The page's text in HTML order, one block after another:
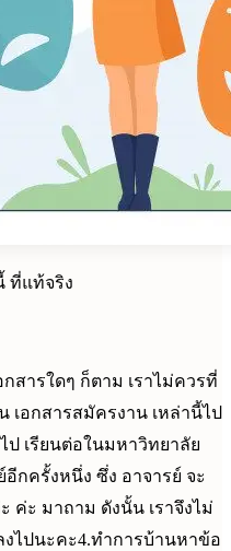
ที่แท้จริง
กสารใดๆ ก็ตาม เราไม่ควรที่
เอกสารสมัครงาน เหล่านี้ไป
ป เรียนต่อในมหาวิทยาลัย
กครั้งหนึ่ง ซึ่ง อาจารย์ จะ
ค่ะ มาถาม ดังนั้น เราจึงไม่
งไปนะคะ4.ทำการบ้านหาข้อ